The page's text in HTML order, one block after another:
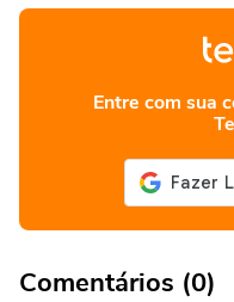
Entre com sua
Comentários (0)